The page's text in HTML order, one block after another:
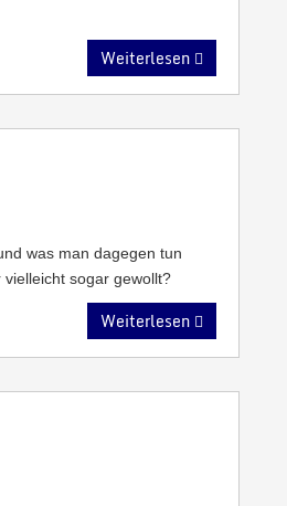
Weiterlesen
was man dagegen tun
sogar gewollt?
Weiterlesen